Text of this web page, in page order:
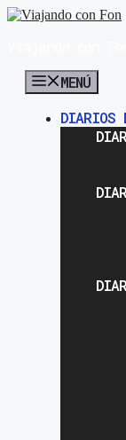
Saltar
MENÚ
DIARIOS